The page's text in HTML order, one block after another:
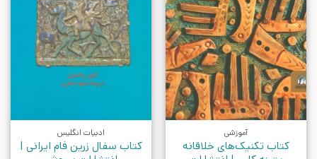
آموزشی
کتاب تکنیک‌های خلاقانه
ادبیات انگلیس
کتاب سفال زرین فام ایرانی |